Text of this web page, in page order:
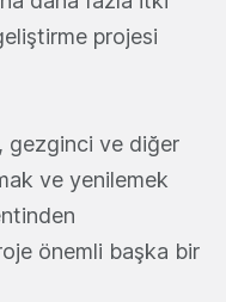
projesi
gezginci ve diğer
ve yenilemek
önemli başka bir